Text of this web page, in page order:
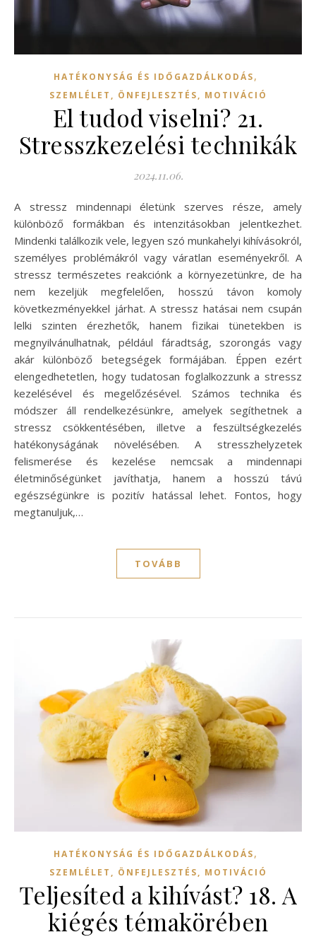
HATÉKONYSÁG ÉS IDŐGAZDÁLKODÁS,
SZEMLÉLET, ÖNFEJLESZTÉS, MOTIVÁCIÓ
El tudod viselni? 21.
Stresszkezelési technikák
2024.11.06.
A stressz mindennapi életünk szerves része, amely
különböző formákban és intenzitásokban jelentkezhet.
Mindenki találkozik vele, legyen szó munkahelyi kihívásokról,
személyes problémákról vagy váratlan eseményekről. A
stressz természetes reakciónk a környezetünkre, de ha
nem kezeljük megfelelően, hosszú távon komoly
következményekkel járhat. A stressz hatásai nem csupán
lelki szinten érezhetők, hanem fizikai tünetekben is
megnyilvánulhatnak, például fáradtság, szorongás vagy
akár különböző betegségek formájában. Éppen ezért
elengedhetetlen, hogy tudatosan foglalkozzunk a stressz
kezelésével és megelőzésével. Számos technika és
módszer áll rendelkezésünkre, amelyek segíthetnek a
stressz csökkentésében, illetve a feszültségkezelés
hatékonyságának növelésében. A stresszhelyzetek
felismerése és kezelése nemcsak a mindennapi
életminőségünket javíthatja, hanem a hosszú távú
egészségünkre is pozitív hatással lehet. Fontos, hogy
megtanuljuk,…
TOVÁBB
HATÉKONYSÁG ÉS IDŐGAZDÁLKODÁS,
SZEMLÉLET, ÖNFEJLESZTÉS, MOTIVÁCIÓ
Teljesíted a kihívást? 18. A
kiégés témakörében